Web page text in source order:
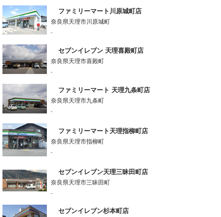
ファミリーマート川原城町店
奈良県天理市川原城町
-
セブンイレブン 天理喜殿町店
奈良県天理市喜殿町
-
ファミリーマート 天理九条町店
奈良県天理市九条町
-
ファミリーマート天理指柳町店
奈良県天理市指柳町
-
セブンイレブン天理三昧田町店
奈良県天理市三昧田町
-
セブンイレブン杉本町店